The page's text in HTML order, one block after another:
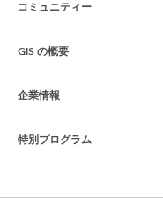
ArcGIS の概要
マッピング
コミュニティー
Esri Community
ArcGIS ブログ
ユーザー調査およびテスト
GIS の概要
GIS とは
ロケーション インテリジェンス
トレーニング
企業情報
Esri について
特別プログラム